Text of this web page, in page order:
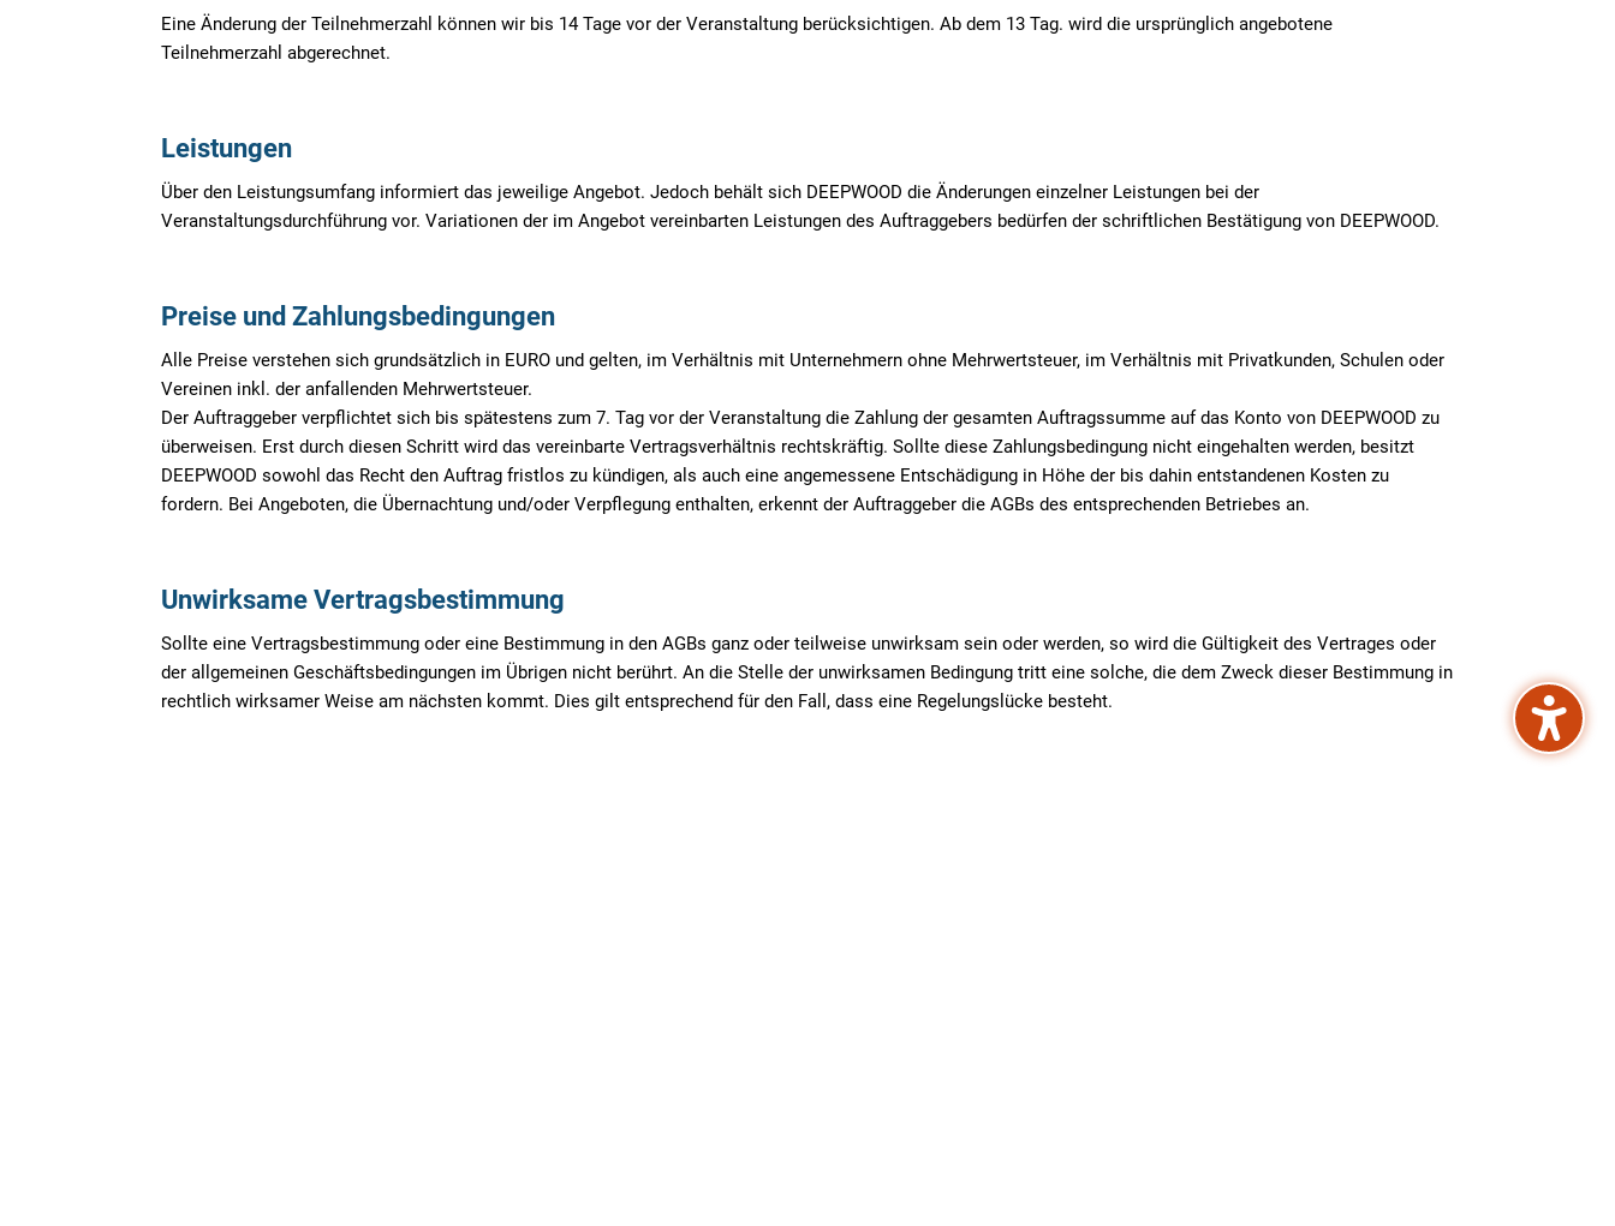
Eine Änderung der Teilnehmerzahl können wir bis 14Tage vor der Veranstaltung berücksichtigen. Ab dem 13 Tag. wird die ursprünglich angebotene
Teilnehmerzahl abgerechnet.
Leistungen
Über den Leistungsumfang informiert das jeweilige Angebot. Jedoch behält sich DEEPWOOD die Änderungen einzelner Leistungen bei der
Veranstaltungsdurchführung vor. Variationen der im Angebot vereinbarten Leistungen des Auftraggebers bedürfen der schriftlichen Bestätigung von DEEPWOOD.
Preise und Zahlungsbedingungen
Alle Preise verstehen sich grundsätzlich in EURO und gelten, im Verhältnis mit Unternehmern ohne Mehrwertsteuer, im Verhältnis mit Privatkunden, Schulen oder
Vereinen inkl. der anfallenden Mehrwertsteuer.
Der Auftraggeber verpflichtet sich bis spätestens zum 7. Tag vor der Veranstaltung die Zahlung der gesamten Auftragssumme auf das Konto von DEEPWOOD zu
überweisen. Erst durch diesen Schritt wird das vereinbarte Vertragsverhältnis rechtskräftig. Sollte diese Zahlungsbedingung nicht eingehalten werden, besitzt
DEEPWOOD sowohl das Recht den Auftrag fristlos zu kündigen, als auch eine angemessene Entschädigung in Höhe der bis dahin entstandenen Kosten zu
fordern. Bei Angeboten, die Übernachtung und/oder Verpflegung enthalten, erkennt der Auftraggeber die AGBs des entsprechenden Betriebes an.
Unwirksame Vertragsbestimmung
Sollte eine Vertragsbestimmung oder eine Bestimmung in den AGBs ganz oder teilweise unwirksam sein oder werden, so wird die Gültigkeit des Vertrages oder
der allgemeinen Geschäftsbedingungen im Übrigen nicht berührt. An die Stelle der unwirksamen Bedingung tritt eine solche, die dem Zweck dieser Bestimmung in
rechtlich wirksamer Weise am nächsten kommt. Dies gilt entsprechend für den Fall, dass eine Regelungslücke besteht.